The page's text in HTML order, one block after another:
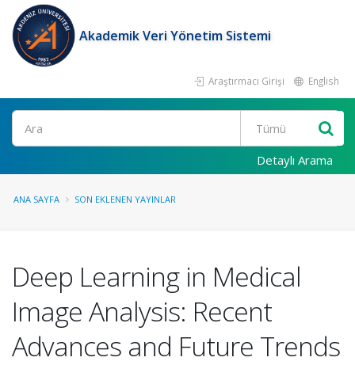
Akademik Veri Yönetim Sistemi
Araştırmacı Girişi English
Ara
Detaylı Arama
ANA SAYFA SON EKLENEN YAYINLAR
Deep Learning in Medical
Image Analysis: Recent
Advances and Future Trends